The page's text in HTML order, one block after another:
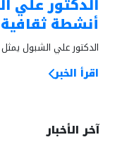
الدكتور علي
أنشطة
الدكتور علي الشبول
اقرأ الخبر
آخر الأخبار